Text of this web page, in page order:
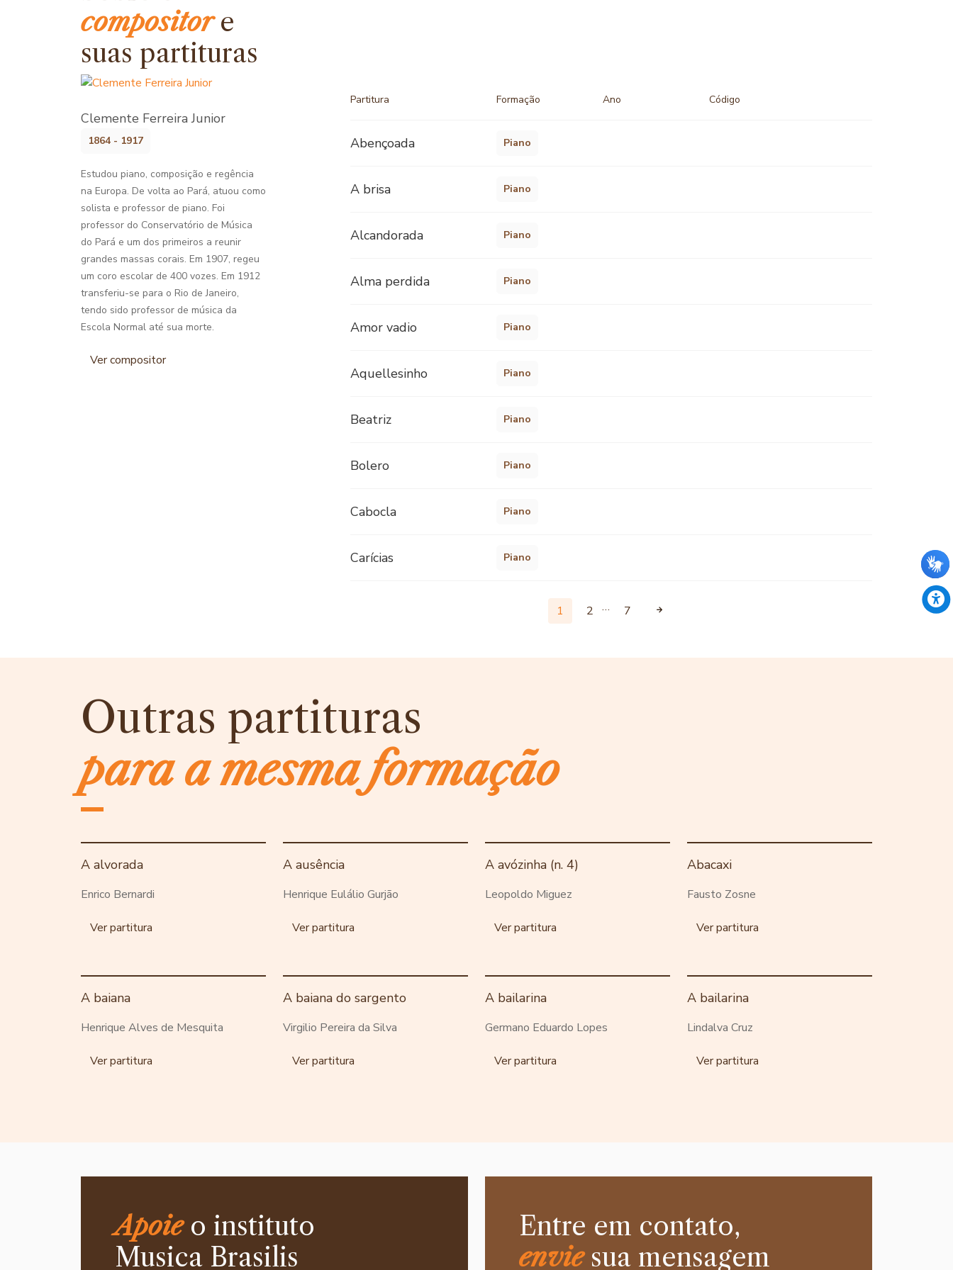
compositore
suas partituras
Clemente Ferreira Junior
1864 - 1917
Estudou piano, composição e regência
na Europa. De volta ao Pará, atuou como
solista e professor de piano. Foi
professor do Conservatório de Música
do Pará e um dos primeiros a reunir
grandes massas corais. Em 1907, regeu
um coro escolar de 400 vozes. Em 1912
transferiu-se para o Rio de Janeiro,
tendo sido professor de música da
Escola Normal até sua morte.
Ver compositor
Partitura Formação Ano Código
Abençoada Piano
A brisa Piano
Alcandorada Piano
Alma perdida Piano
Amor vadio Piano
Aquellesinho Piano
Beatriz Piano
Bolero Piano
Cabocla Piano
Carícias Piano
1 2 … 7
Outras partituras
para a mesma formação
A alvorada
Enrico Bernardi
Ver partitura
A ausência
Henrique Eulálio Gurjão
Ver partitura
A avózinha (n. 4)
Leopoldo Miguez
Ver partitura
Abacaxi
Fausto Zosne
Ver partitura
A baiana
Henrique Alves de Mesquita
Ver partitura
A baiana do sargento
Virgilio Pereira da Silva
Ver partitura
A bailarina
Germano Eduardo Lopes
Ver partitura
A bailarina
Lindalva Cruz
Ver partitura
Apoieo instituto
Musica Brasilis
Entre em contato,
enviesua mensagem